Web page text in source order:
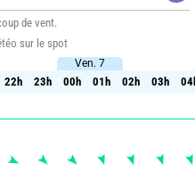
de vent.
sur le spot
Ven. 7
22h 23h 00h 01h 02h 03h
Ven. 7
22h 23h 00h 01h 02h 03h